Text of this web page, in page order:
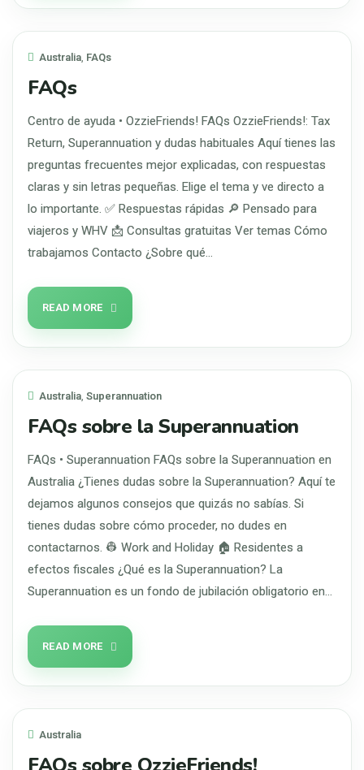
Australia, FAQs
FAQs
Centro de ayuda • OzzieFriends! FAQs OzzieFriends!: Tax
Return, Superannuation y dudas habituales Aquí tienes las
preguntas frecuentes mejor explicadas, con respuestas
claras y sin letras pequeñas. Elige el tema y ve directo a
lo importante. ✅ Respuestas rápidas 🔎 Pensado para
viajeros y WHV 📩 Consultas gratuitas Ver temas Cómo
trabajamos Contacto ¿Sobre qué…
READ MORE
Australia, Superannuation
FAQs sobre la Superannuation
FAQs • Superannuation FAQs sobre la Superannuation en
Australia ¿Tienes dudas sobre la Superannuation? Aquí te
dejamos algunos consejos que quizás no sabías. Si
tienes dudas sobre cómo proceder, no dudes en
contactarnos. 👷 Work and Holiday 🏠 Residentes a
efectos fiscales ¿Qué es la Superannuation? La
Superannuation es un fondo de jubilación obligatorio en…
READ MORE
Australia